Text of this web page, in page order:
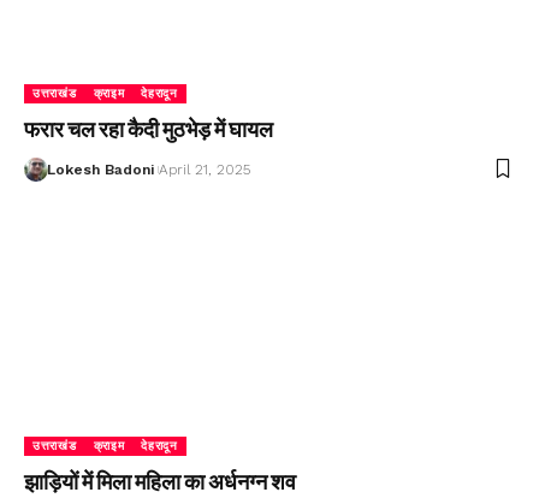
उत्तराखंड क्राइम देहरादून
फरार चल रहा कैदी मुठभेड़ में घायल
Lokesh Badoni April 21, 2025
उत्तराखंड क्राइम देहरादून
झाड़ियों में मिला महिला का अर्धनग्न शव